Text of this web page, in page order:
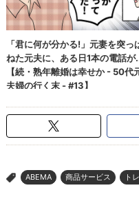
> ABEMA 商品サービス ト